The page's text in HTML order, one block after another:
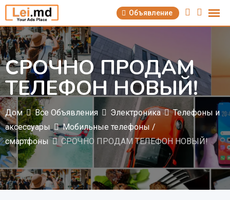
Перейти
содержимому
Объявление
СРОЧНО ПРОДАМ
ТЕЛЕФОН НОВЫЙ!
Дом Все Объявления Электроника
Телефоны и
аксессуары
Мобильные телефоны /
смартфоны
СРОЧНО ПРОДАМ ТЕЛЕФОН НОВЫЙ!